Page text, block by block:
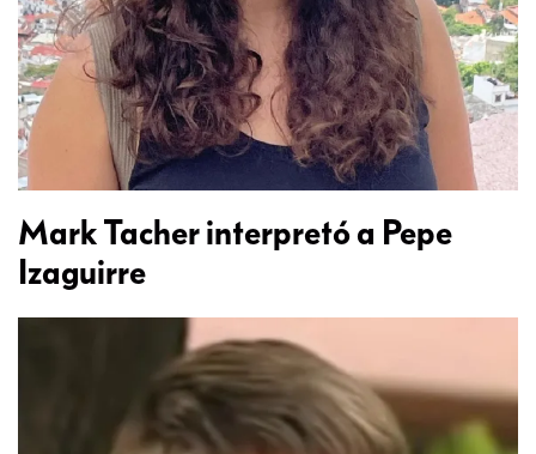
Mark Tacher interpretó a Pepe
Izaguirre